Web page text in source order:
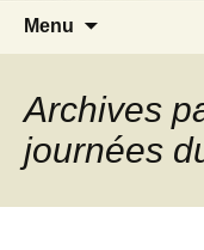
Menu
Archives
journées